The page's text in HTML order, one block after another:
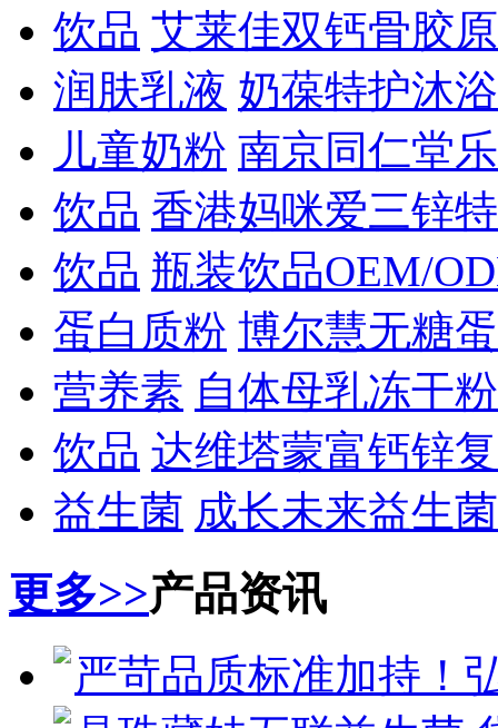
饮品 艾莱佳双钙骨胶
润肤乳液 奶葆特护沐
儿童奶粉 南京同仁堂
饮品 香港妈咪爱三锌
饮品 瓶装饮品OEM/
蛋白质粉 博尔慧无糖
营养素 自体母乳冻干
饮品 达维塔蒙富钙锌
益生菌 成长未来益生
更多>>产品资讯
严苛品质标准加持！